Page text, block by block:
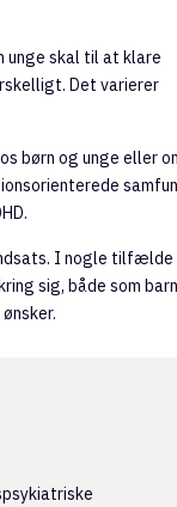
unge skal til at klare
Det varierer
børn og unge eller
I nogle tilfælde
sig, både som barn